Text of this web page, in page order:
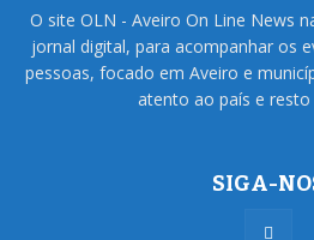
O site OLN - Aveiro On Line News
jornal digital, para acompanhar os
pessoas, focado em Aveiro e
atento ao país e
SIGA-